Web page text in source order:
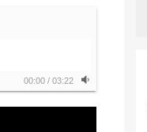
00:00 / 03:22